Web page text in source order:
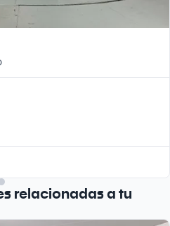
relacionadas a tu